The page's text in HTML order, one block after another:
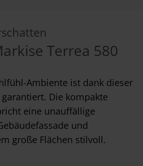
Terrea 580
Ambiente ist dank dieser
Die kompakte
eine unauffällige
und
große Flächen stilvoll.